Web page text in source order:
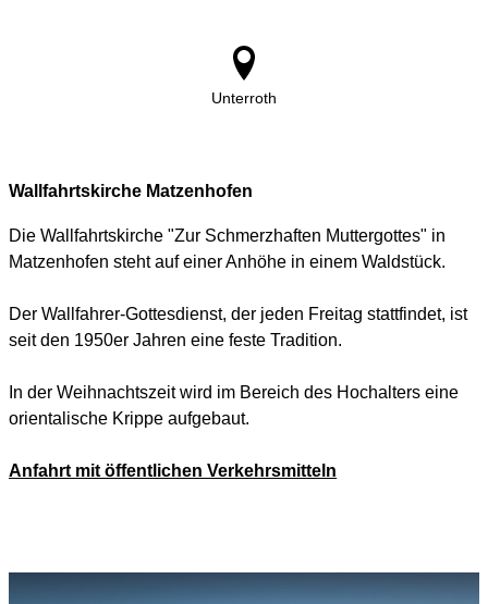
Unterroth
Wallfahrtskirche Matzenhofen
Die Wallfahrtskirche "Zur Schmerzhaften Muttergottes" in
Matzenhofen steht auf einer Anhöhe in einem Waldstück.
Der Wallfahrer-Gottesdienst, der jeden Freitag stattfindet, ist
seit den 1950er Jahren eine feste Tradition.
In der Weihnachtszeit wird im Bereich des Hochalters eine
orientalische Krippe aufgebaut.
Anfahrt mit öffentlichen Verkehrsmitteln